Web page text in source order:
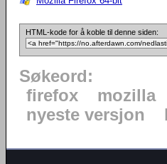
HTML-kode for å koble til denne siden:
Søkeord:
firefox
mozilla
nyeste versjon